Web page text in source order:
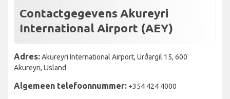
Contactgegevens Akureyri
International Airport (AEY)
Adres:Akureyri International Airport, Urðargil 15, 600
Akureyri, IJsland
Algemeen telefoonnummer: +354 424 4000